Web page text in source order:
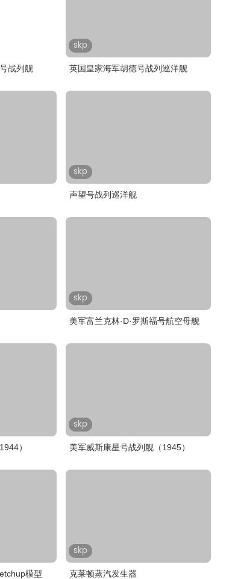
战列舰
skp
英国皇家海军胡德号战列巡洋舰
skp
声望号战列巡洋舰
skp
美军富兰克林·D·罗斯福号航空母舰
）
skp
美军威斯康星号战列舰（1945）
模型
skp
克莱顿蒸汽发生器